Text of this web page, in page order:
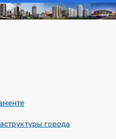
города